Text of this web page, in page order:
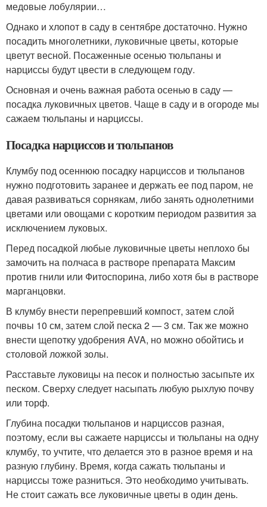
медовые лобулярии…
Однако и хлопот в саду в сентябре достаточно. Нужно
посадить многолетники, луковичные цветы, которые
цветут весной. Посаженные осенью тюльпаны и
нарциссы будут цвести в следующем году.
Основная и очень важная работа осенью в саду —
посадка луковичных цветов. Чаще в саду и в огороде мы
сажаем тюльпаны и нарциссы.
Посадка нарциссов и тюльпанов
Клумбу под осеннюю посадку нарциссов и тюльпанов
нужно подготовить заранее и держать ее под паром, не
давая развиваться сорнякам, либо занять однолетними
цветами или овощами с коротким периодом развития за
исключением луковых.
Перед посадкой любые луковичные цветы неплохо бы
замочить на полчаса в растворе препарата Максим
против гнили или Фитоспорина, либо хотя бы в растворе
марганцовки.
В клумбу внести перепревший компост, затем слой
почвы 10 см, затем слой песка 2 — 3 см. Так же можно
внести щепотку удобрения AVA, но можно обойтись и
столовой ложкой золы.
Расставьте луковицы на песок и полностью засыпьте их
песком. Сверху следует насыпать любую рыхлую почву
или торф.
Глубина посадки тюльпанов и нарциссов разная,
поэтому, если вы сажаете нарциссы и тюльпаны на одну
клумбу, то учтите, что делается это в разное время и на
разную глубину. Время, когда сажать тюльпаны и
нарциссы тоже разниться. Это необходимо учитывать.
Не стоит сажать все луковичные цветы в один день.